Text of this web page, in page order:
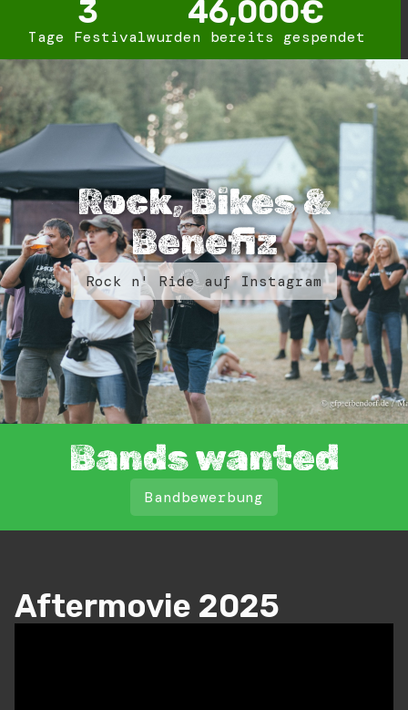
Tage Festival
3
wurden bereits gespendet
46,000€
Rock, Bikes &
Benefiz
Rock n' Ride auf Instagram
Bands wanted
Bandbewerbung
Aftermovie 2025